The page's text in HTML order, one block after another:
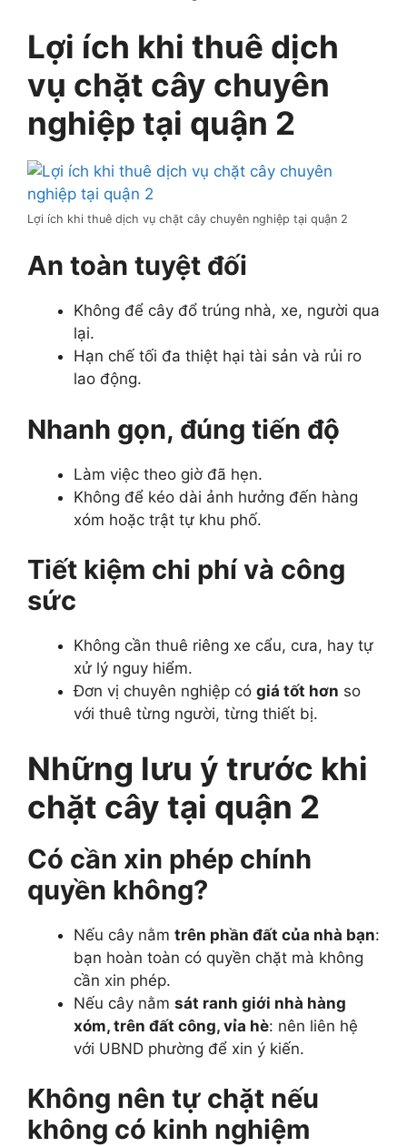
Lợi ích khi thuê dịch
vụ chặt cây chuyên
nghiệp tại quận 2
Lợi ích khi thuê dịch vụ chặt cây chuyên nghiệp tại quận 2
An toàn tuyệt đối
Không để cây đổ trúng nhà, xe, người qua
lại.
Hạn chế tối đa thiệt hại tài sản và rủi ro
lao động.
Nhanh gọn, đúng tiến độ
Làm việc theo giờ đã hẹn.
Không để kéo dài ảnh hưởng đến hàng
xóm hoặc trật tự khu phố.
Tiết kiệm chi phí và công
sức
Không cần thuê riêng xe cẩu, cưa, hay tự
xử lý nguy hiểm.
Đơn vị chuyên nghiệp có giá tốt hơn so
với thuê từng người, từng thiết bị.
Những lưu ý trước khi
chặt cây tại quận 2
Có cần xin phép chính
quyền không?
Nếu cây nằm trên phần đất của nhà bạn:
bạn hoàn toàn có quyền chặt mà không
cần xin phép.
Nếu cây nằm sát ranh giới nhà hàng
xóm, trên đất công, vỉa hè: nên liên hệ
với UBND phường để xin ý kiến.
Không nên tự chặt nếu
không có kinh nghiệm